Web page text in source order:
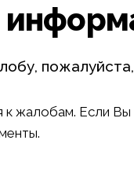
жалобам. Если Вы